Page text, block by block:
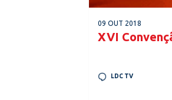
09 OUT 2018
XVI
LDC TV